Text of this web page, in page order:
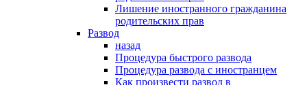
Лишение иностранного гражданина
родительских прав
Развод
назад
Процедура быстрого развода
Процедура развода с иностранцем
Как произвести развод в